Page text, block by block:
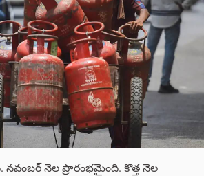
నవంబర్ నెల ప్రారంభమైంది. కొత్త నెల